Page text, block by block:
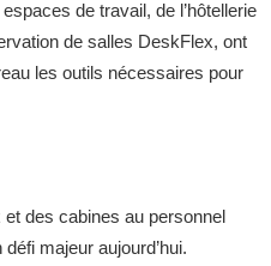
de travail, de l’hôtellerie
de salles DeskFlex, ont
les outils nécessaires pour
des cabines au personnel
majeur aujourd’hui.